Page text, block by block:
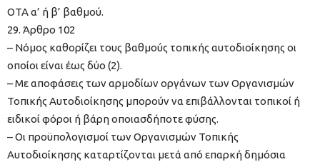
ΟΤΑ α’ ή β’ βαθμού.
29. Άρθρο 102
– Νόμος καθορίζει τους βαθμούς τοπικής αυτοδιοίκησης οι
οποίοι είναι έως δύο (2).
– Με αποφάσεις των αρμοδίων οργάνων των Οργανισμών
Τοπικής Αυτοδιοίκησης μπορούν να επιβάλλονται τοπικοί ή
ειδικοί φόροι ή βάρη οποιασδήποτε φύσης.
– Οι προϋπολογισμοί των Οργανισμών Τοπικής
Αυτοδιοίκησης καταρτίζονται μετά από επαρκή δημόσια